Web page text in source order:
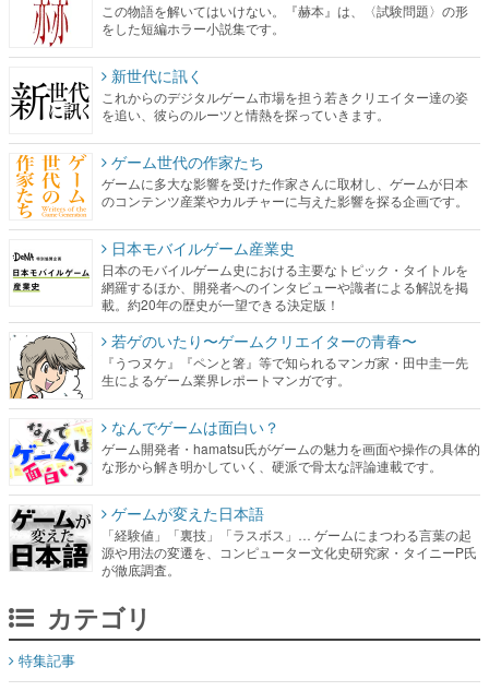
この物語を解いてはいけない。『赫本』は、〈試験問題〉の形
をした短編ホラー小説集です。
新世代に訊く
これからのデジタルゲーム市場を担う若きクリエイター達の姿
を追い、彼らのルーツと情熱を探っていきます。
ゲーム世代の作家たち
ゲームに多大な影響を受けた作家さんに取材し、ゲームが日本
のコンテンツ産業やカルチャーに与えた影響を探る企画です。
日本モバイルゲーム産業史
日本のモバイルゲーム史における主要なトピック・タイトルを
網羅するほか、開発者へのインタビューや識者による解説を掲
載。約20年の歴史が一望できる決定版！
若ゲのいたり〜ゲームクリエイターの青春〜
『うつヌケ』『ペンと箸』等で知られるマンガ家・田中圭一先
生によるゲーム業界レポートマンガです。
なんでゲームは面白い？
ゲーム開発者・hamatsu氏がゲームの魅力を画面や操作の具体的
な形から解き明かしていく、硬派で骨太な評論連載です。
ゲームが変えた日本語
「経験値」「裏技」「ラスボス」… ゲームにまつわる言葉の起
源や用法の変遷を、コンピューター文化史研究家・タイニーP氏
が徹底調査。
カテゴリ
特集記事